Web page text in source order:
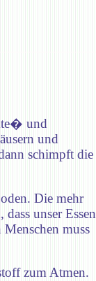
und
und
schimpft die
Die mehr
unser Essen
muss
zum Atmen.